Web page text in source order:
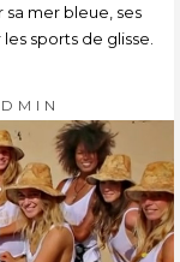
sa mer bleue, ses
sports de glisse.